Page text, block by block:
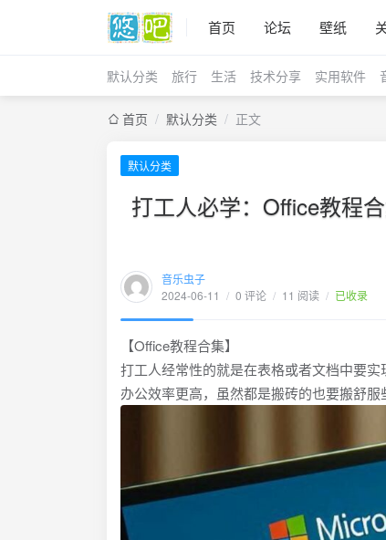
首页 论坛 壁纸
默认分类 旅行 生活 技术分享 实用软件
首页 / 默认分类 / 正文
默认分类
打工人必学：Office教程
音乐虫子
2024-06-11 / 0 评论 / 11 阅读 / 已收录
【Office教程合集】
打工人经常性的就是在表格或者文档中要
办公效率更高，虽然都是搬砖的也要搬舒服